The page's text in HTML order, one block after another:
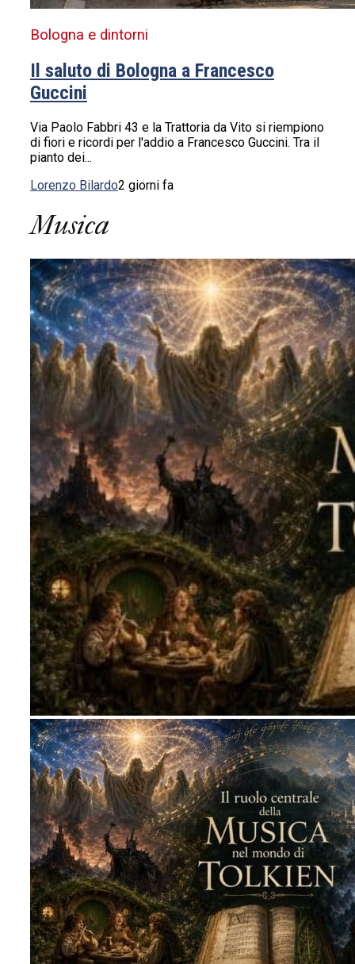
Bologna e dintorni
Il saluto di Bologna a Francesco
Guccini
Via Paolo Fabbri 43 e la Trattoria da Vito si riempiono
di fiori e ricordi per l'addio a Francesco Guccini. Tra il
pianto dei...
Lorenzo Bilardo2 giorni fa
Musica